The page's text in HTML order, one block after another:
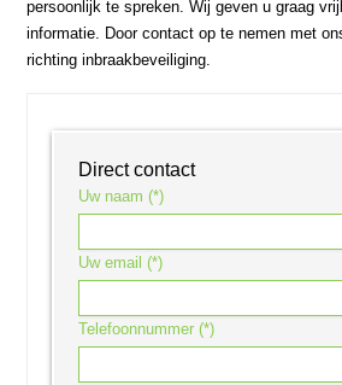
persoonlijk te spreken. Wij geven u graag
informatie. Door contact op te nemen met
richting inbraakbeveiliging.
Direct contact
Uw naam (*)
Uw email (*)
Telefoonnummer (*)